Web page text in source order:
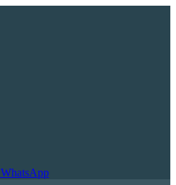
WhatsApp